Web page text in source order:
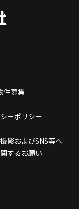
件募集
ーポリシー
影およびSNS等へ
するお願い